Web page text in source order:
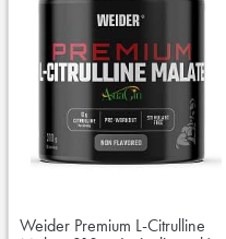
Weider Premium L-Citrulline